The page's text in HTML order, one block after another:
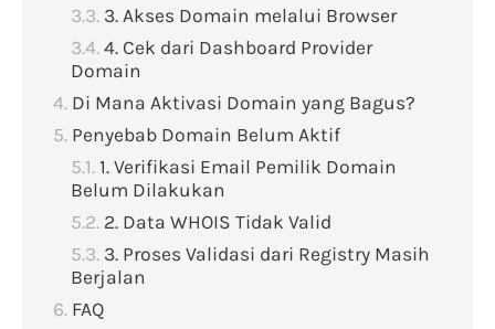
3. Akses Domain melalui Browser
4. Cek dari Dashboard Provider
Domain
Di Mana Aktivasi Domain yang Bagus?
Penyebab Domain Belum Aktif
1. Verifikasi Email Pemilik Domain
Belum Dilakukan
2. Data WHOIS Tidak Valid
3. Proses Validasi dari Registry Masih
Berjalan
FAQ